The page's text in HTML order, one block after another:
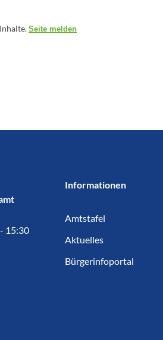
Seite melden
15:30
Informationen
Amtstafel
Aktuelles
Bürgerinfoportal